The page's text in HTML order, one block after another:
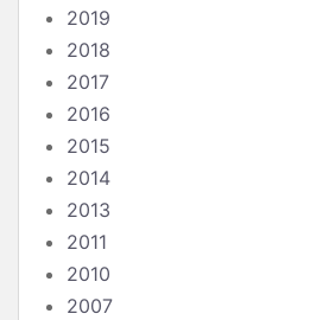
2019
2018
2017
2016
2015
2014
2013
2011
2010
2007